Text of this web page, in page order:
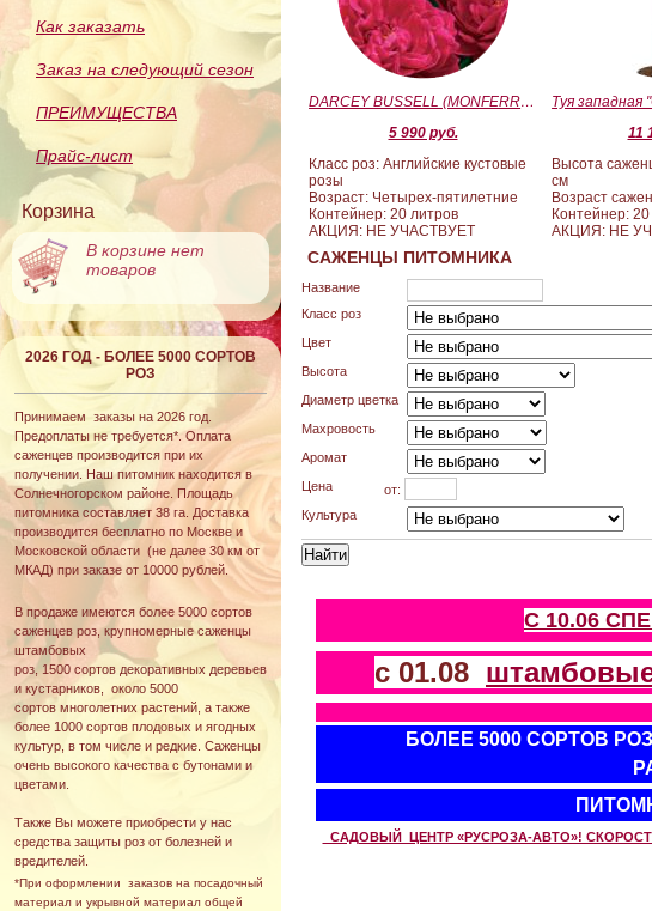
Как заказать
Заказ на следующий сезон
ПРЕИМУЩЕСТВА
Прайс-лист
Корзина
В корзине нет
товаров
2026 ГОД - БОЛЕЕ 5000 СОРТОВ
РОЗ
Принимаем заказы на 2026 год.
Предоплаты не требуется*. Оплата
саженцев производится при их
получении. Наш питомник находится в
Солнечногорском районе. Площадь
питомника составляет 38 га. Доставка
производится бесплатно по Москве и
Московской области (не далее 30 км от
МКАД) при заказе от 10000 рублей.
В продаже имеются более 5000 сортов
саженцев роз, крупномерные саженцы
штамбовых
роз, 1500 сортов декоративных деревьев
и кустарников, около 5000
сортов многолетних растений, а также
более 1000 сортов плодовых и ягодных
культур, в том числе и редкие. Саженцы
очень высокого качества с бутонами и
цветами.
Также Вы можете приобрести у нас
средства защиты роз от болезней и
вредителей.
*При оформлении заказов на посадочный
материал и укрывной материал общей
DARCEY BUSSELL (MONFERRATO) (Дарси Басл)
5 990 руб.
Класс роз: Английские кустовые
розы
Возраст: Четырех-пятилетние
Контейнер: 20 литров
АКЦИЯ: НЕ УЧАСТВУЕТ
11
Высота
см
Возраст
Контейнер:
АКЦИЯ: НЕ
САЖЕНЦЫ ПИТОМНИКА
Название
Класс роз
Цвет
Высота
Диаметр цветка
Махровость
Аромат
Цена
от:
Культура
С 10.06
с 01.08
БОЛЕЕ 5000 СОРТОВ
САДОВЫЙ ЦЕНТР «РУСРОЗА-АВТО»!